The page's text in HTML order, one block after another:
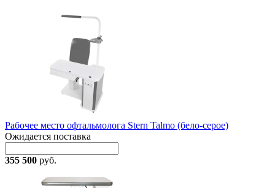
Рабочее место офтальмолога Stern Talmo (бело-серое)
Ожидается поставка
355 500 руб.